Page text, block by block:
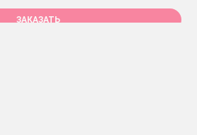
ЗАКАЗАТЬ